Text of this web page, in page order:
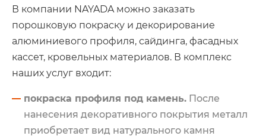
В компании NAYADA можно заказать
порошковую покраску и декорирование
алюминиевого профиля, сайдинга, фасадных
кассет, кровельных материалов. В комплекс
наших услуг входит:
покраска профиля под камень. После
нанесения декоративного покрытия металл
приобретает вид натурального камня